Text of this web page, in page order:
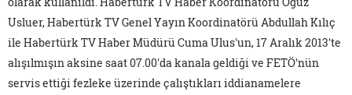
Usluer, Habertürk TV Genel Yayın Koordinatörü Abdullah Kılıç
ile Habertürk TV Haber Müdürü Cuma Ulus'un, 17 Aralık 2013'te
alışılmışın aksine saat 07.00'da kanala geldiği ve FETÖ'nün
servis ettiği fezleke üzerinde çalıştıkları iddianamelere